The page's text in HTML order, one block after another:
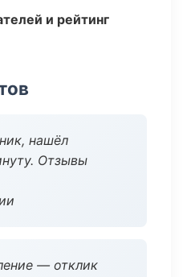
и рейтинг
нашёл
Отзывы
— отклик